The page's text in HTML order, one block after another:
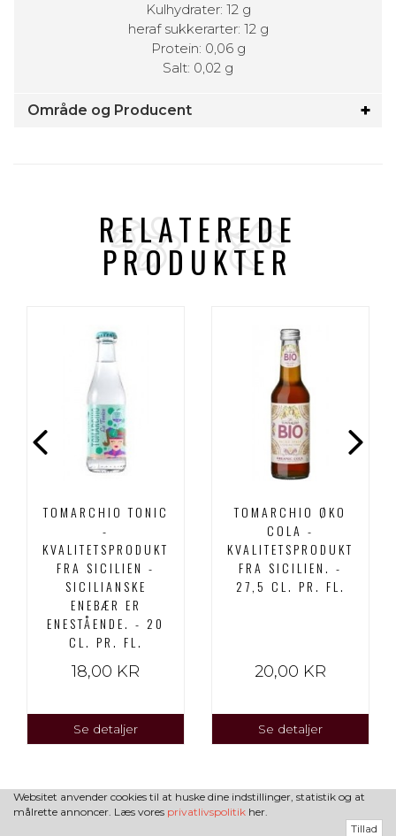
Kulhydrater: 12 g
heraf sukkerarter: 12 g
Protein: 0,06 g
Salt: 0,02 g
Område og Producent
RELATEREDE
PRODUKTER
TOMARCHIO TONIC
-
KVALITETSPRODUKT
FRA SICILIEN -
SICILIANSKE
ENEBÆR ER
ENESTÅENDE. - 20
CL. PR. FL.
18,00 KR
Se detaljer
TOMARCHIO ØKO
COLA -
KVALITETSPRODUKT
FRA SICILIEN. -
27,5 CL. PR. FL.
20,00 KR
Se detaljer
Websitet anvender cookies til at huske dine indstillinger, statistik og at
målrette annoncer. Læs vores privatlivspolitik her.
Tillad